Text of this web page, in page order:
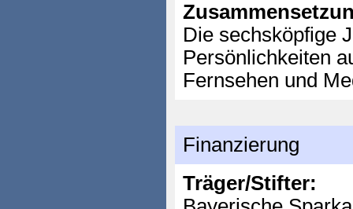
Die sechsköpfige
Persönlichkeiten
Fernsehen und
Finanzierung
Träger/Stifter: